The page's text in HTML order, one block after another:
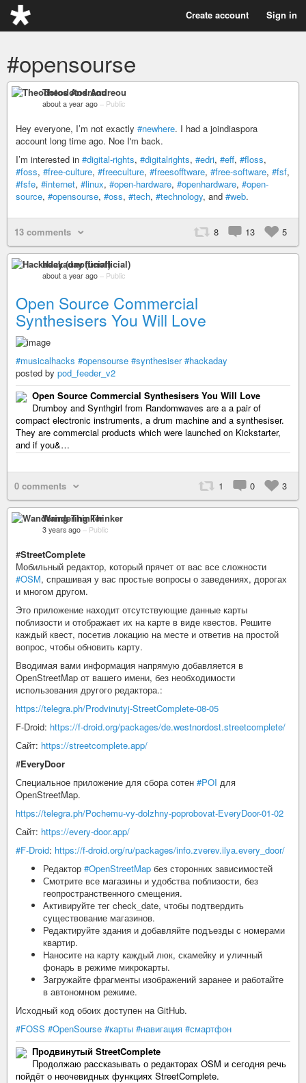
Create account Sign in
#opensourse
Theodotos Andreou
about a year ago – Public
Hey everyone, I’m not exactly #newhere. I had a joindiaspora
account long time ago. Noe I'm back.
I’m interested in #digital-rights, #digitalrights, #edri, #eff, #floss,
#foss, #free-culture, #freeculture, #freesofftware, #free-software, #fsf,
#fsfe, #internet, #linux, #open-hardware, #openhardware, #open-
source, #opensourse, #oss, #tech, #technology, and #web.
13 comments 8 13 5
Hackaday (unofficial)
about a year ago – Public
Open Source Commercial
Synthesisers You Will Love
#musicalhacks #opensourse #synthesiser #hackaday
posted by pod_feeder_v2
Open Source Commercial Synthesisers You Will Love
Drumboy and Synthgirl from Randomwaves are a a pair of
compact electronic instruments, a drum machine and a synthesiser.
They are commercial products which were launched on Kickstarter,
and if you&…
0 comments 1 0 3
Wandering Thinker
3 years ago – Public
#StreetComplete
Мобильный редактор, который прячет от вас все сложности
#OSM, спрашивая у вас простые вопросы о заведениях, дорогах
и многом другом.
Это приложение находит отсутствующие данные карты
поблизости и отображает их на карте в виде квестов. Решите
каждый квест, посетив локацию на месте и ответив на простой
вопрос, чтобы обновить карту.
Вводимая вами информация напрямую добавляется в
OpenStreetMap от вашего имени, без необходимости
использования другого редактора.:
https://telegra.ph/Prodvinutyj-StreetComplete-08-05
F-Droid: https://f-droid.org/packages/de.westnordost.streetcomplete/
Сайт: https://streetcomplete.app/
#EveryDoor
Специальное приложение для сбора сотен #POI для
OpenStreetMap.
https://telegra.ph/Pochemu-vy-dolzhny-poprobovat-EveryDoor-01-02
Сайт: https://every-door.app/
#F-Droid: https://f-droid.org/ru/packages/info.zverev.ilya.every_door/
Редактор #OpenStreetMap без сторонних зависимостей
Смотрите все магазины и удобства поблизости, без
геопространственного смещения.
Активируйте тег check_date, чтобы подтвердить
существование магазинов.
Редактируйте здания и добавляйте подъезды с номерами
квартир.
Наносите на карту каждый люк, скамейку и уличный
фонарь в режиме микрокарты.
Загружайте фрагменты изображений заранее и работайте
в автономном режиме.
Исходный код обоих доступен на GitHub.
#FOSS #OpenSourse #карты #навигация #смартфон
Продвинутый StreetComplete
Продолжаю рассказывать о редакторах OSM и сегодня речь
пойдёт о неочевидных функциях StreetComplete.